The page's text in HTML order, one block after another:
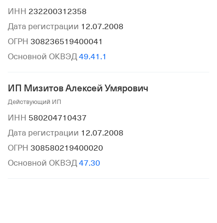
ИНН 232200312358
Дата регистрации 12.07.2008
ОГРН 308236519400041
Основной ОКВЭД 49.41.1
ИП Мизитов Алексей Умярович
Действующий ИП
ИНН 580204710437
Дата регистрации 12.07.2008
ОГРН 308580219400020
Основной ОКВЭД 47.30